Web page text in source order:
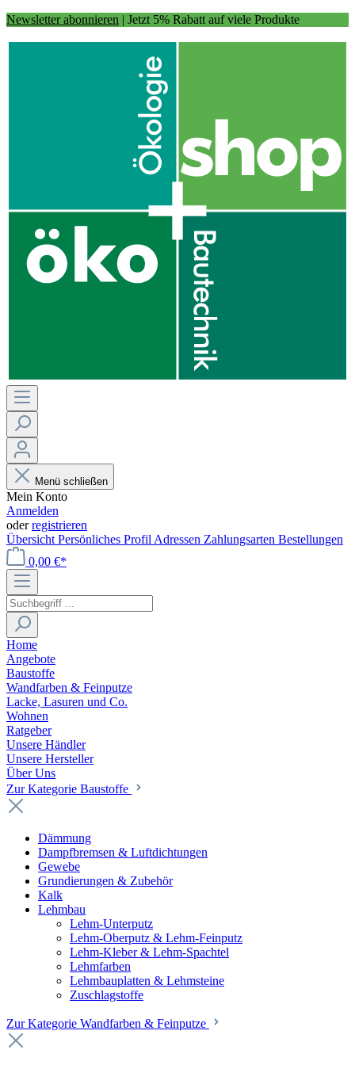
Newsletter abonnieren | Jetzt 5% Rabatt auf viele Produkte
Menü schließen
Mein Konto
Anmelden
oderregistrieren
Übersicht Persönliches Profil Adressen Zahlungsarten Bestellungen
0,00 €*
Home
Angebote
Baustoffe
Wandfarben & Feinputze
Lacke, Lasuren und Co.
Wohnen
Ratgeber
Unsere Händler
Unsere Hersteller
Über Uns
Zur Kategorie Baustoffe
Dämmung
Dampfbremsen & Luftdichtungen
Gewebe
Grundierungen & Zubehör
Kalk
Lehmbau
Lehm-Unterputz
Lehm-Oberputz & Lehm-Feinputz
Lehm-Kleber & Lehm-Spachtel
Lehmfarben
Lehmbauplatten & Lehmsteine
Zuschlagstoffe
Zur Kategorie Wandfarben & Feinputze